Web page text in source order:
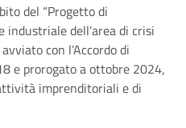
del “Progetto di
dell’area di crisi
con l’Accordo di
e prorogato a ottobre 2024,
imprenditoriali e di